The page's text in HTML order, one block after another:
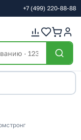
+7 (499) 220-88-88